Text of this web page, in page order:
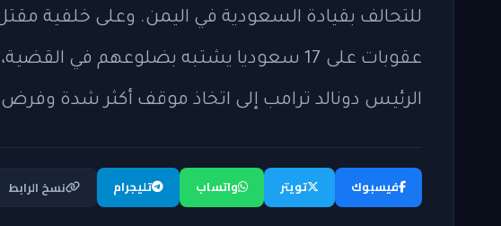
للتحالف بقيادة السعودية في اليمن. وعلى خلفية
عقوبات على 17 سعوديا يشتبه بضلوعهم في
الرئيس دونالد ترامب إلى اتخاذ موقف أكثر شدة
فيسبوك تويتر واتساب تليجرام نسخ الرابط